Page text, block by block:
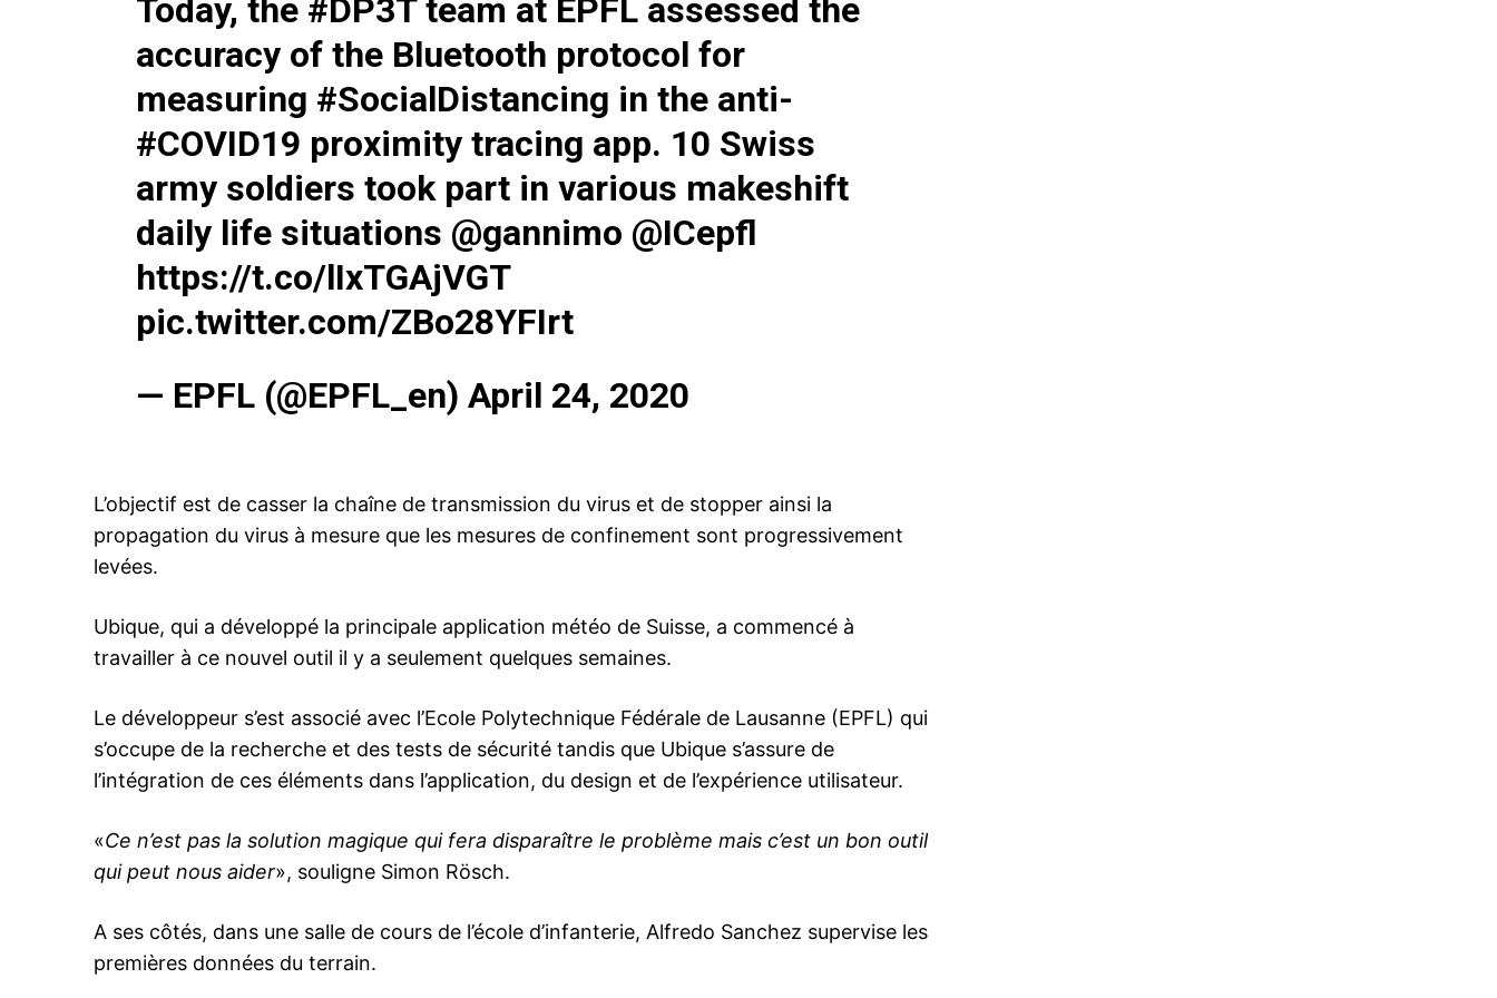
Today, the #DP3Tteam at EPFL assessed the
accuracy of the Bluetooth protocol for
measuring #SocialDistancing in the anti-
#COVID19 proximity tracing app. 10 Swiss
army soldiers took part in various makeshift
daily life situations @gannimo @ICepfl
https://t.co/lIxTGAjVGT
pic.twitter.com/ZBo28YFIrt
— EPFL (@EPFL_en) April 24, 2020
L’objectif est de casser la chaîne de transmission du virus et de stopper ainsi la
propagation du virus à mesure que les mesures de confinement sont progressivement
levées.
Ubique, qui a développé la principale application météo de Suisse, a commencé à
travailler à ce nouvel outil il y a seulement quelques semaines.
Le développeur s’est associé avec l’Ecole Polytechnique Fédérale de Lausanne (EPFL) qui
s’occupe de la recherche et des tests de sécurité tandis que Ubique s’assure de
l’intégration de ces éléments dans l’application, du design et de l’expérience utilisateur.
«Ce n’est pas la solution magique qui fera disparaître le problème mais c’est un bon outil
qui peut nous aider», souligne Simon Rösch.
A ses côtés, dans une salle de cours de l’école d’infanterie, Alfredo Sanchez supervise les
premières données du terrain.